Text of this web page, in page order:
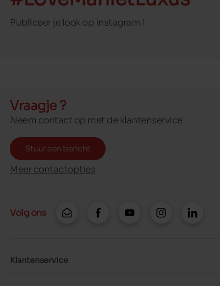
Publiceer je look op Instagram !
Vraagje ?
Neem contact op met de klantenservice
Stuur een bericht
Meer contactopties
Volg ons
Klantenservice